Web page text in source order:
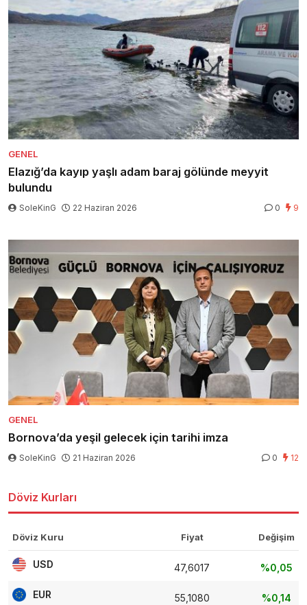
GENEL
Elazığ’da kayıp yaşlı adam baraj gölünde meyyit
bulundu
SoleKinG 22 Haziran 2026 0 9
GENEL
Bornova’da yeşil gelecek için tarihi imza
SoleKinG 21 Haziran 2026 0 12
Döviz Kurları
Döviz Kuru Fiyat Değişim
USD 47,6017 %0,05
EUR 55,1080 %0,14